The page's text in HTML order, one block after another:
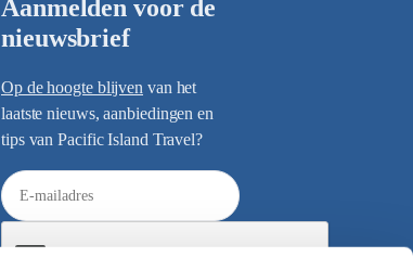
Aanmelden voor de
nieuwsbrief
Op de hoogte blijven van het
laatste nieuws, aanbiedingen en
tips van Pacific Island Travel?
E
-